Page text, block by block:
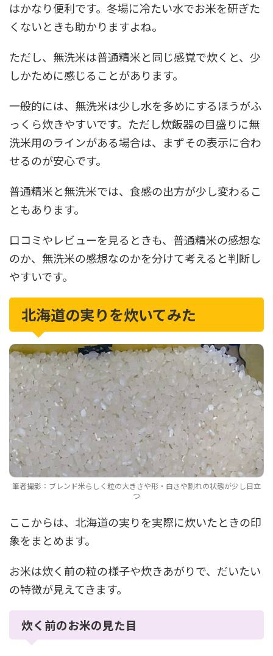
はかなり便利です。冬場に冷たい水でお米を研ぎた
くないときも助かりますよね。
ただし、無洗米は普通精米と同じ感覚で炊くと、少
しかために感じることがあります。
一般的には、無洗米は少し水を多めにするほうがふ
っくら炊きやすいです。ただし炊飯器の目盛りに無
洗米用のラインがある場合は、まずその表示に合わ
せるのが安心です。
普通精米と無洗米では、食感の出方が少し変わるこ
ともあります。
口コミやレビューを見るときも、普通精米の感想な
のか、無洗米の感想なのかを分けて考えると判断し
やすいです。
北海道の実りを炊いてみた
筆者撮影：ブレンド米らしく粒の大きさや形・白さや割れの状態が少し目立
つ
ここからは、北海道の実りを実際に炊いたときの印
象をまとめます。
お米は炊く前の粒の様子や炊きあがりで、だいたい
の特徴が見えてきます。
炊く前のお米の見た目